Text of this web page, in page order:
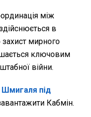
між
в
мирного
ключовим
війни.
Шмигаля під
Кабмін.